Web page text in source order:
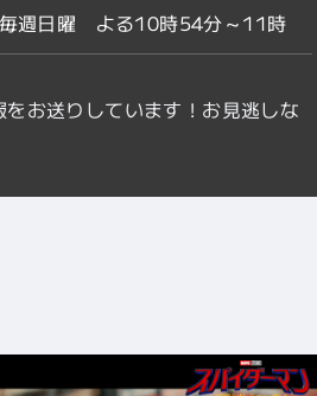
週日曜 よる10時54分～11時
お送りしています！お見逃しな